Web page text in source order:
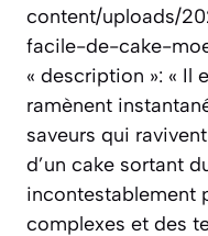
content/uploads/
facile-de-cake-
« description »: « Il
ramènent
saveurs qui
d’un cake sortant
incontestablement
complexes et des